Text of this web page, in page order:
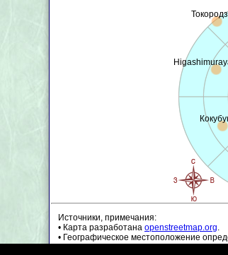
Источники, примечания:
• Карта разработана openstreetmap.org.
• Географическое местоположение